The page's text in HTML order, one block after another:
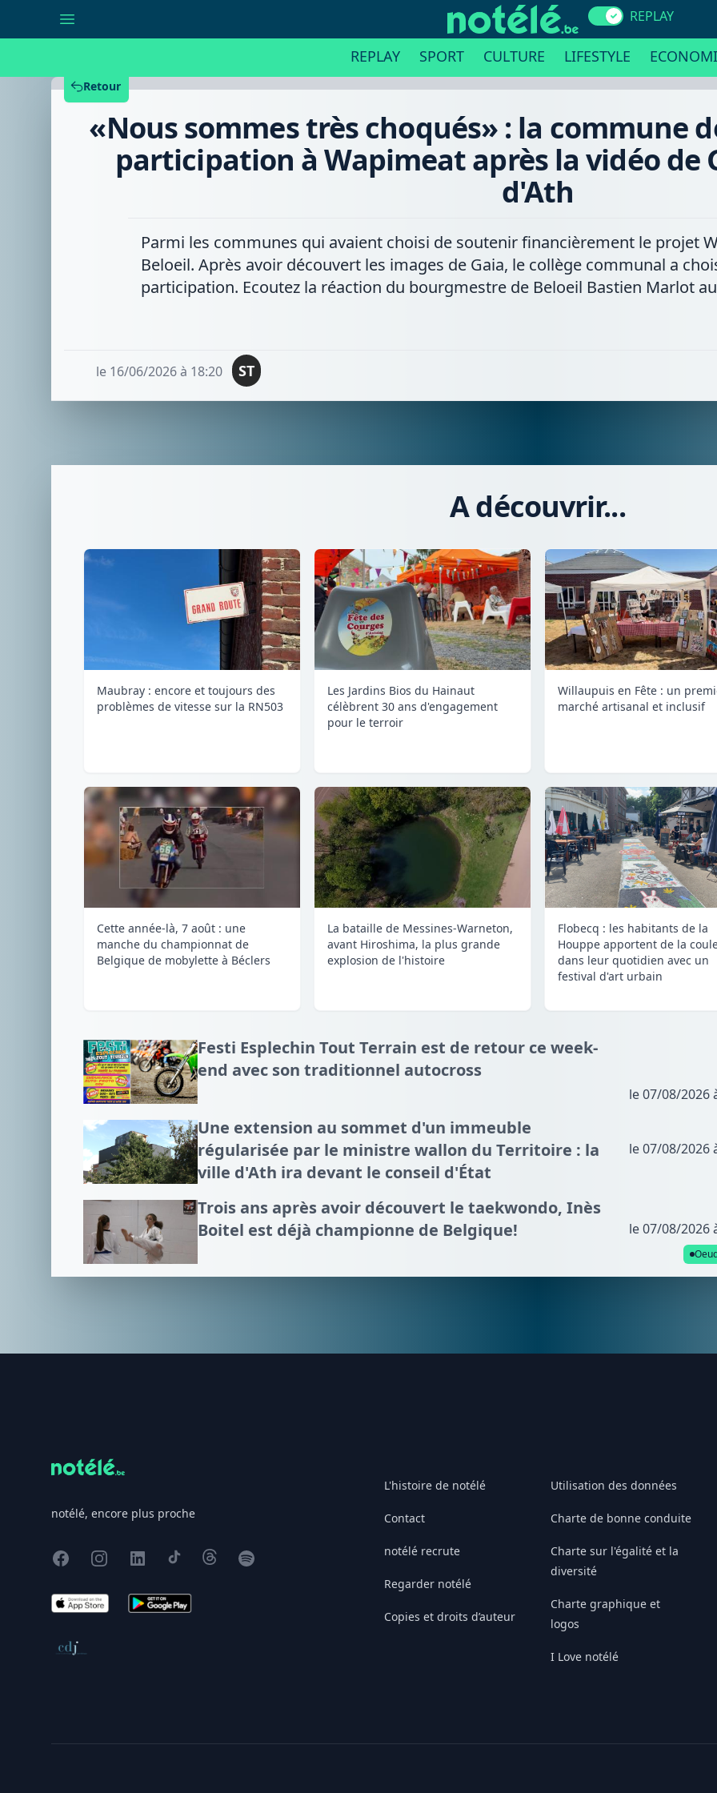
REPLAY
REPLAY SPORT CULTURE LIFESTYLE
Retour
«Nous sommes très choqués» : la commune
participation à Wapimeat après la vidéo de
d'Ath
Parmi les communes qui avaient choisi de soutenir financièrement le projet
Beloeil. Après avoir découvert les images de Gaia, le collège communal a
participation. Ecoutez la réaction du bourgmestre de Beloeil Bastien Marlot
le 16/06/2026 à 18:20 ST
A découvrir...
Maubray : encore et toujours des
problèmes de vitesse sur la RN503
Les Jardins Bios du Hainaut
célèbrent 30 ans d'engagement
pour le terroir
Willaupuis en Fête : un
marché artisanal et inclusif
Cette année-là, 7 août : une
manche du championnat de
Belgique de mobylette à Béclers
La bataille de Messines-Warneton,
avant Hiroshima, la plus grande
explosion de l'histoire
Flobecq : les habitants de la
Houppe apportent de la
dans leur quotidien avec un
festival d'art urbain
Festi Esplechin Tout Terrain est de retour ce week-
end avec son traditionnel autocross
le 07/08/2026
Une extension au sommet d'un immeuble
régularisée par le ministre wallon du Territoire : la
ville d'Ath ira devant le conseil d'État
le 07/08/2026
Trois ans après avoir découvert le taekwondo, Inès
Boitel est déjà championne de Belgique!
le 07/08/2026
notélé, encore plus proche
FacebookInstagram
X TikTokThreadsSpotify
App Store Google Play
Conseil de déontologie journalistique
L'histoire de notélé
Contact
notélé recrute
Regarder notélé
Copies et droits d’auteur
Utilisation des données
Charte de bonne conduite
Charte sur l'égalité et la
diversité
Charte graphique et
logos
I Love notélé